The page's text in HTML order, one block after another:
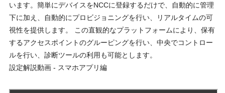
います。簡単にデバイスをNCCに登録するだけで、自動的に管理
下に加え、自動的にプロビジョニングを行い、リアルタイムの可
視性を提供します。 この直観的なプラットフォームにより、保有
するアクセスポイントのグルーピングを行い、中央でコントロー
ルを行い、診断ツールの利用も可能とします。
設定解説動画 - スマホアプリ編